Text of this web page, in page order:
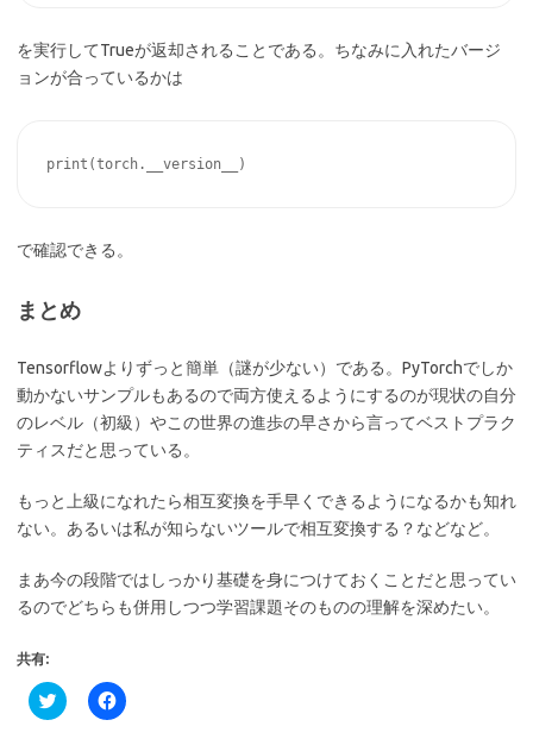
を実行してTrueが返却されることである。ちなみに入れたバージ
ョンが合っているかは
で確認できる。
まとめ
Tensorflowよりずっと簡単（謎が少ない）である。PyTorchでしか
動かないサンプルもあるので両方使えるようにするのが現状の自分
のレベル（初級）やこの世界の進歩の早さから言ってベストプラク
ティスだと思っている。
もっと上級になれたら相互変換を手早くできるようになるかも知れ
ない。あるいは私が知らないツールで相互変換する？などなど。
まあ今の段階ではしっかり基礎を身につけておくことだと思ってい
るのでどちらも併用しつつ学習課題そのものの理解を深めたい。
共有:
ク
リ
F
a